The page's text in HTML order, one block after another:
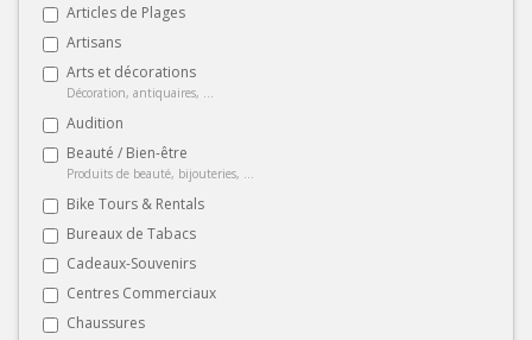
Articles de Plages
Artisans
Arts et décorations
Décoration, antiquaires, ...
Audition
Beauté / Bien-être
Produits de beauté, bijouteries, ...
Bike Tours & Rentals
Bureaux de Tabacs
Cadeaux-Souvenirs
Centres Commerciaux
Chaussures